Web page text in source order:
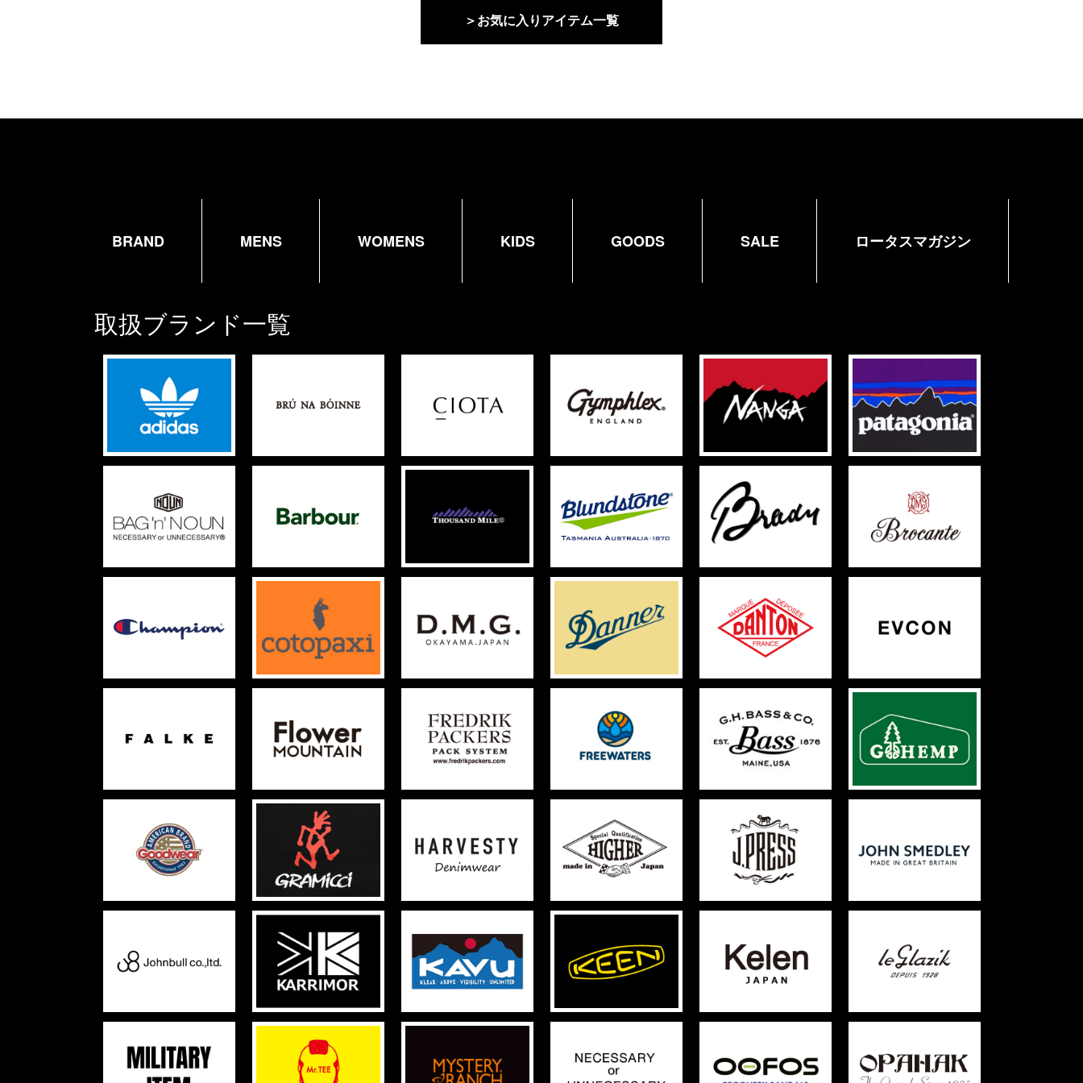
＞お気に入りアイテム一覧
BRAND MENS WOMENS KIDS GOODS SALE ロータスマガジン
取扱ブランド一覧